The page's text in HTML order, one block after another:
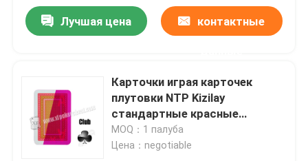
Лучшая цена контактные
Карточки играя карточек
плутовки NTP Kizilay
стандартные красные
маркированные
MOQ：1 палуба
Цена：negotiable